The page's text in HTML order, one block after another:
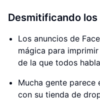
Desmitificando
Los anuncios de
mágica para
de la que todos
Mucha gente parece
con su tienda de